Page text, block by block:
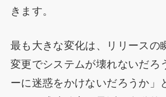
きます。
最も大きな変化は、リリースの
変更でシステムが壊れないだろ
ーに迷惑をかけないだろうか」